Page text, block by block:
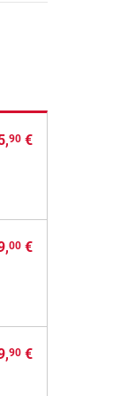
90 €
00 €
90 €